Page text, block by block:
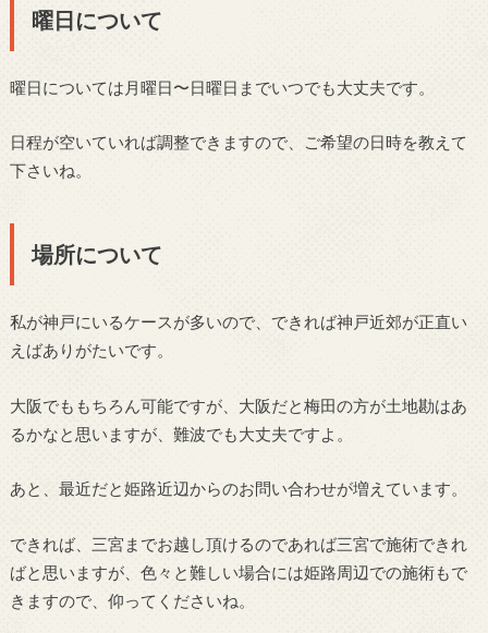
曜日について
曜日については月曜日〜日曜日までいつでも大丈夫です。
日程が空いていれば調整できますので、ご希望の日時を教えて
下さいね。
場所について
私が神戸にいるケースが多いので、できれば神戸近郊が正直い
えばありがたいです。
大阪でももちろん可能ですが、大阪だと梅田の方が土地勘はあ
るかなと思いますが、難波でも大丈夫ですよ。
あと、最近だと姫路近辺からのお問い合わせが増えています。
できれば、三宮までお越し頂けるのであれば三宮で施術できれ
ばと思いますが、色々と難しい場合には姫路周辺での施術もで
きますので、仰ってくださいね。